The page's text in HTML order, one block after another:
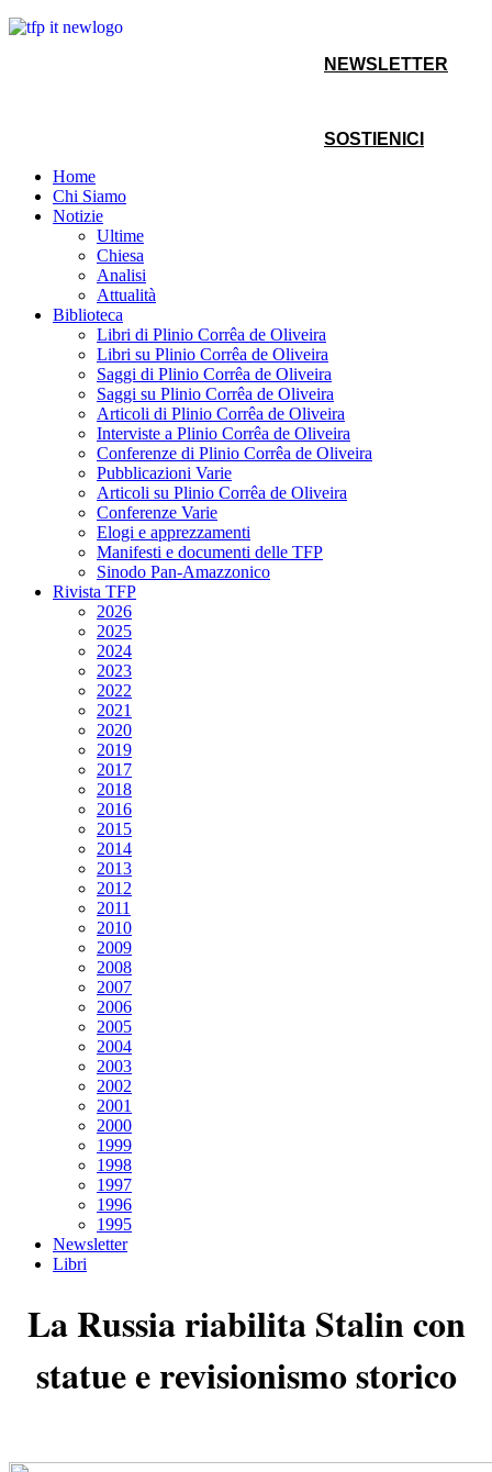
NEWSLETTER
SOSTIENICI
Home
Chi Siamo
Notizie
Ultime
Chiesa
Analisi
Attualità
Biblioteca
Libri di Plinio Corrêa de Oliveira
Libri su Plinio Corrêa de Oliveira
Saggi di Plinio Corrêa de Oliveira
Saggi su Plinio Corrêa de Oliveira
Articoli di Plinio Corrêa de Oliveira
Interviste a Plinio Corrêa de Oliveira
Conferenze di Plinio Corrêa de Oliveira
Pubblicazioni Varie
Articoli su Plinio Corrêa de Oliveira
Conferenze Varie
Elogi e apprezzamenti
Manifesti e documenti delle TFP
Sinodo Pan-Amazzonico
Rivista TFP
2026
2025
2024
2023
2022
2021
2020
2019
2017
2018
2016
2015
2014
2013
2012
2011
2010
2009
2008
2007
2006
2005
2004
2003
2002
2001
2000
1999
1998
1997
1996
1995
Newsletter
Libri
La Russia riabilita Stalin con
statue e revisionismo storico